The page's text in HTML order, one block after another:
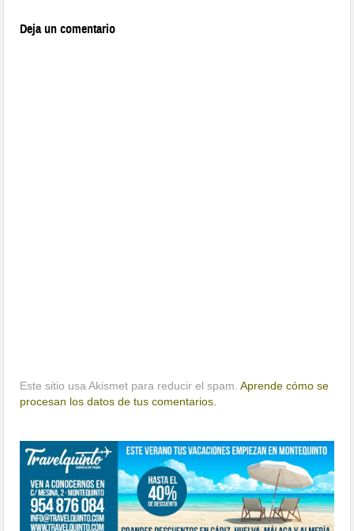
Deja un comentario
Este sitio usa Akismet para reducir el spam.Aprende cómo se
procesan los datos de tus comentarios.